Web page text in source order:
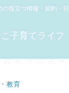
の役立つ情報・節約・
こ子育てライフ
教育